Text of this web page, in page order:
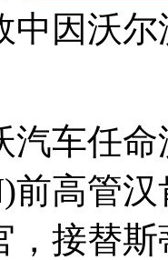
中因沃
汽车任
前高管
，接替